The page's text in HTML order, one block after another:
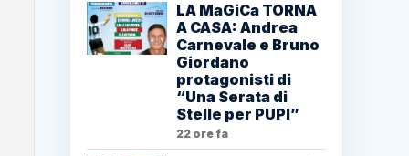
LA MaGiCa TORNA
A CASA: Andrea
Carnevale e Bruno
Giordano
protagonisti di
“Una Serata di
Stelle per PUPI”
22 ore fa